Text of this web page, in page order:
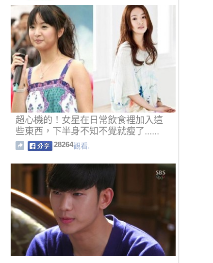
超心機的！女星在日常飲食裡加入這
些東西，下半身不知不覺就瘦了......
28264觀看.